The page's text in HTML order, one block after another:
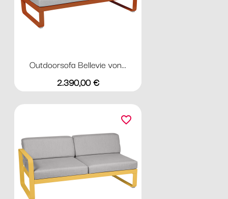
Outdoorsofa Bellevie von...
Preis
2.390,00 €
favorite_border